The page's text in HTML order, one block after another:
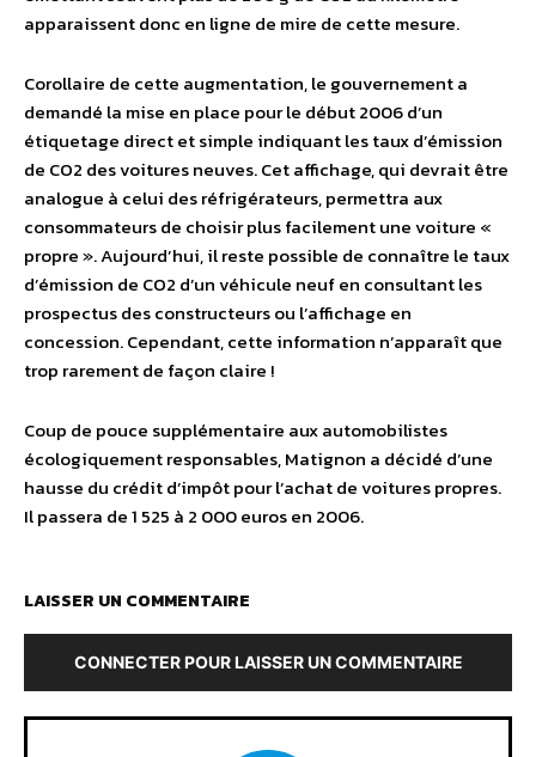
apparaissent donc en ligne de mire de cette mesure.
Corollaire de cette augmentation, le gouvernement a
demandé la mise en place pour le début 2006 d’un
étiquetage direct et simple indiquant les taux d’émission
de CO2 des voitures neuves. Cet affichage, qui devrait être
analogue à celui des réfrigérateurs, permettra aux
consommateurs de choisir plus facilement une voiture «
propre ». Aujourd’hui, il reste possible de connaître le taux
d’émission de CO2 d’un véhicule neuf en consultant les
prospectus des constructeurs ou l’affichage en
concession. Cependant, cette information n’apparaît que
trop rarement de façon claire !
Coup de pouce supplémentaire aux automobilistes
écologiquement responsables, Matignon a décidé d’une
hausse du crédit d’impôt pour l’achat de voitures propres.
Il passera de 1 525 à 2 000 euros en 2006.
LAISSER UN COMMENTAIRE
CONNECTER POUR LAISSER UN COMMENTAIRE